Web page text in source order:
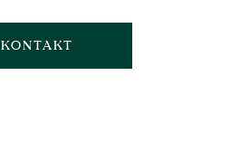
KONTAKT